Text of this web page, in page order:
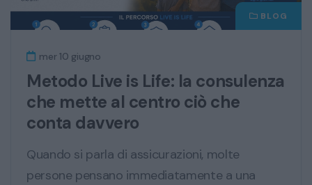
BLOG
mer 10 giugno
Metodo Live is Life: la consulenza
che mette al centro ciò che
conta davvero
Quando si parla di assicurazioni, molte
persone pensano immediatamente a una